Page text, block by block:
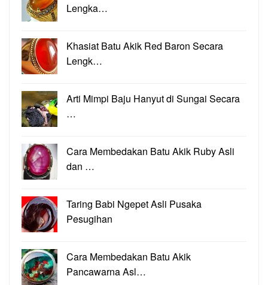
Lengka…
Khasiat Batu Akik Red Baron Secara
Lengk…
Arti Mimpi Baju Hanyut di Sungai Secara
…
Cara Membedakan Batu Akik Ruby Asli
dan …
Taring Babi Ngepet Asli Pusaka
Pesugihan
Cara Membedakan Batu Akik
Pancawarna Asl…